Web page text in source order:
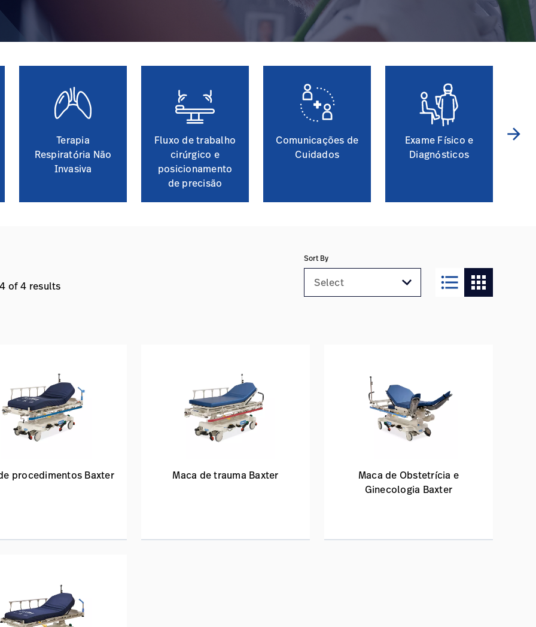
Terapia
Respiratória Não
Invasiva
Fluxo de trabalho
cirúrgico e
posicionamento
de precisão
Comunicações de
Cuidados
Exame Físico e
Diagnósticos
arrow_forward
of 4 results
Sort By
format_list_bulleted apps
procedimentos Baxter Maca de trauma Baxter
Maca de Obstetrícia e
Ginecologia Baxter